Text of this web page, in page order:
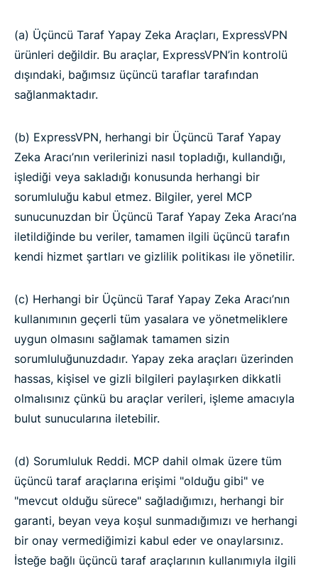
(a) Üçüncü Taraf Yapay Zeka Araçları, ExpressVPN
ürünleri değildir. Bu araçlar, ExpressVPN’in kontrolü
dışındaki, bağımsız üçüncü taraflar tarafından
sağlanmaktadır.
(b) ExpressVPN, herhangi bir Üçüncü Taraf Yapay
Zeka Aracı’nın verilerinizi nasıl topladığı, kullandığı,
işlediği veya sakladığı konusunda herhangi bir
sorumluluğu kabul etmez. Bilgiler, yerel MCP
sunucunuzdan bir Üçüncü Taraf Yapay Zeka Aracı’na
iletildiğinde bu veriler, tamamen ilgili üçüncü tarafın
kendi hizmet şartları ve gizlilik politikası ile yönetilir.
(c) Herhangi bir Üçüncü Taraf Yapay Zeka Aracı’nın
kullanımının geçerli tüm yasalara ve yönetmeliklere
uygun olmasını sağlamak tamamen sizin
sorumluluğunuzdadır. Yapay zeka araçları üzerinden
hassas, kişisel ve gizli bilgileri paylaşırken dikkatli
olmalısınız çünkü bu araçlar verileri, işleme amacıyla
bulut sunucularına iletebilir.
(d) Sorumluluk Reddi. MCP dahil olmak üzere tüm
üçüncü taraf araçlarına erişimi "olduğu gibi" ve
"mevcut olduğu sürece" sağladığımızı, herhangi bir
garanti, beyan veya koşul sunmadığımızı ve herhangi
bir onay vermediğimizi kabul eder ve onaylarsınız.
İsteğe bağlı üçüncü taraf araçlarının kullanımıyla ilgili